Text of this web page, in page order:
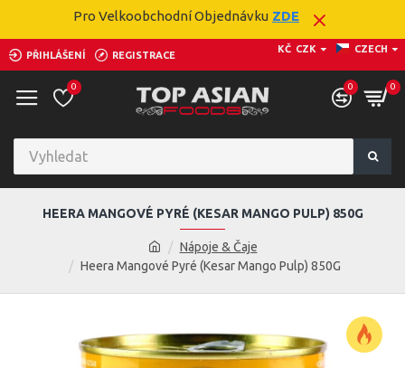
Pro Velkoobchodní Objednávku ZDE
PŘIHLÁŠENÍ REGISTRACE
KČ CZK CZECH
0 0 0
Nápoje & Čaje
Heera Mangové Pyré (Kesar Mango Pulp) 850G
HEERA MANGOVÉ PYRÉ (KESAR MANGO PULP) 850G